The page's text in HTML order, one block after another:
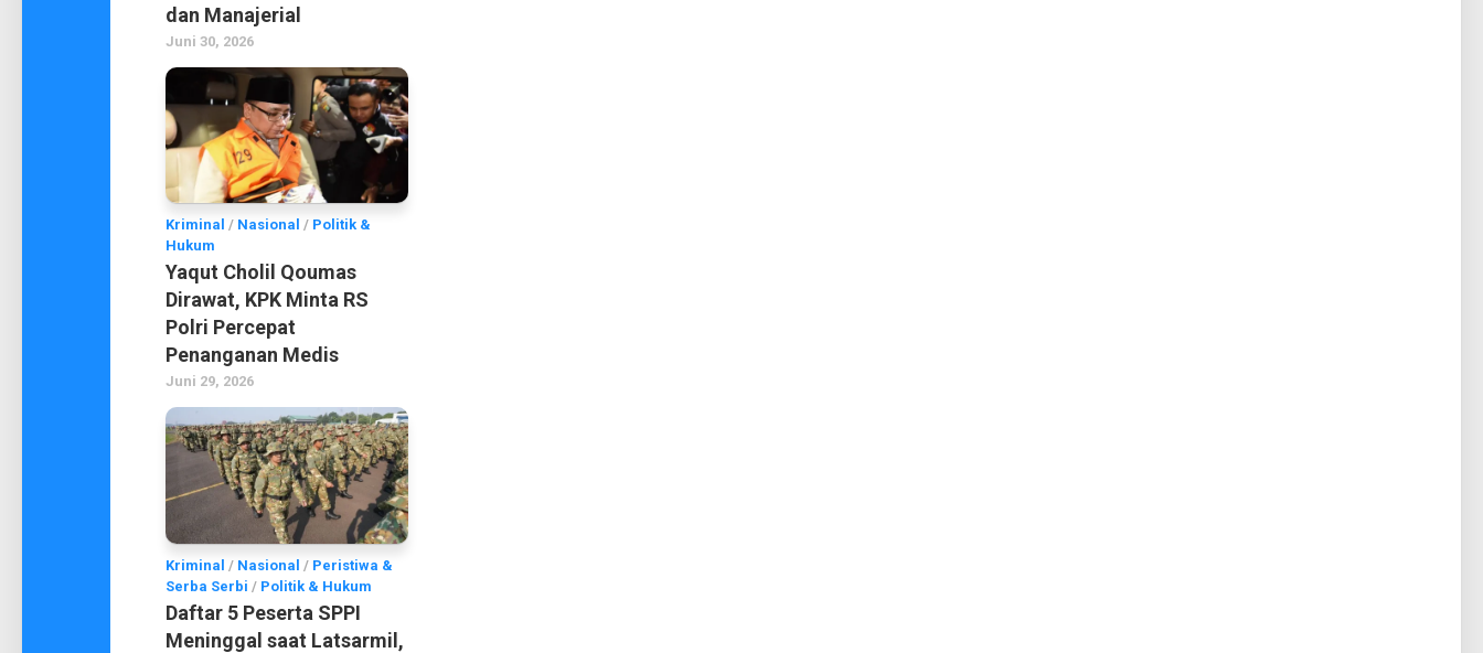
dan Manajerial
Juni 30, 2026
Kriminal / Nasional / Politik &
Hukum
Yaqut Cholil Qoumas
Dirawat, KPK Minta RS
Polri Percepat
Penanganan Medis
Juni 29, 2026
Kriminal / Nasional / Peristiwa &
Serba Serbi / Politik & Hukum
Daftar 5 Peserta SPPI
Meninggal saat Latsarmil,